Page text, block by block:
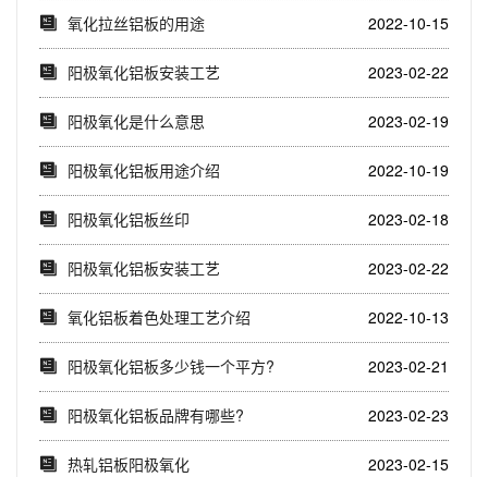
的区别氧化拉丝铝板的用途 2022-10-15
阳极氧化铝板安装工艺 2023-02-22
阳极氧化是什么意思 2023-02-19
​阳极氧化铝板用途介绍 2022-10-19
阳极氧化铝板丝印 2023-02-18
阳极氧化铝板安装工艺 2023-02-22
氧化铝板着色处理工艺介绍 2022-10-13
阳极氧化铝板多少钱一个平方? 2023-02-21
阳极氧化铝板品牌有哪些? 2023-02-23
热轧铝板阳极氧化 2023-02-15